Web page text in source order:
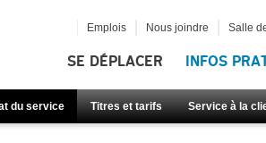
SE DÉPLACER INFOS
du service Titres et tarifs Service à la
Emplois Nous joindre Salle